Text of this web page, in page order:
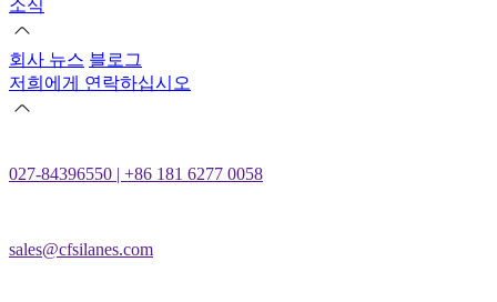
소식
회사 뉴스 블로그
저희에게 연락하십시오
027-84396550 | +86 181 6277 0058
sales@cfsilanes.com